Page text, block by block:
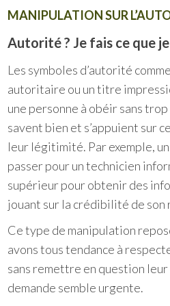
MANIPULATION SUR
Autorité ? Je fais ce que
Les symboles d’autorité
autoritaire ou un titre
une personne à obéir sans
savent bien et s’appuient sur
leur légitimité. Par exemple,
passer pour un technicien
supérieur pour obtenir des
jouant sur la crédibilité de son
Ce type de manipulation
avons tous tendance à
sans remettre en question
demande semble urgente.